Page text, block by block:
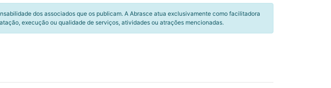
dos associados que os publicam. A Abrasce atua exclusivamente como facilitadora
execução ou qualidade de serviços, atividades ou atrações mencionadas.